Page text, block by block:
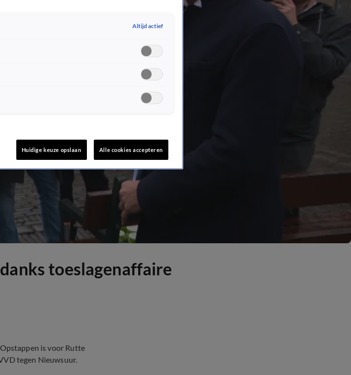
toeslagenaffaire
is voor Rutte
tegen Nieuwsuur.
Altijd actief
Huidige keuze opslaan Alle cookies accepteren